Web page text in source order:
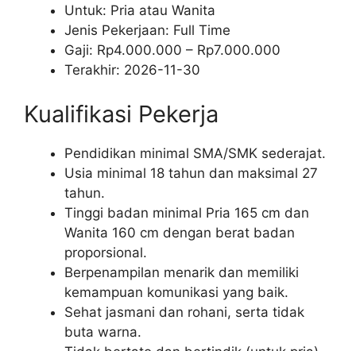
Untuk: Pria atau Wanita
Jenis Pekerjaan: Full Time
Gaji: Rp4.000.000 – Rp7.000.000
Terakhir: 2026-11-30
Kualifikasi Pekerja
Pendidikan minimal SMA/SMK sederajat.
Usia minimal 18 tahun dan maksimal 27
tahun.
Tinggi badan minimal Pria 165 cm dan
Wanita 160 cm dengan berat badan
proporsional.
Berpenampilan menarik dan memiliki
kemampuan komunikasi yang baik.
Sehat jasmani dan rohani, serta tidak
buta warna.